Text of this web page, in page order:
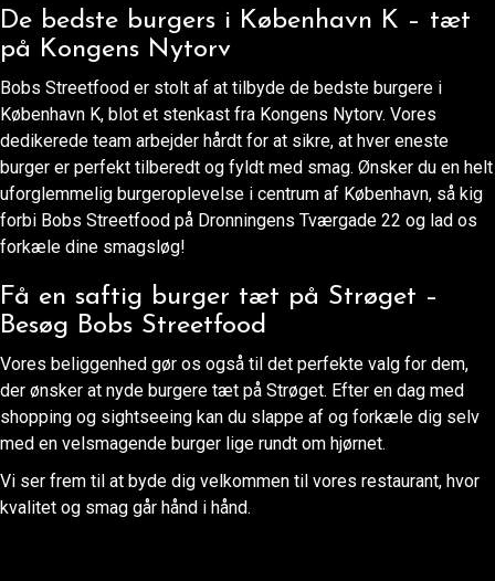
De bedste burgers i København K – tæt
på Kongens Nytorv
Bobs Streetfood er stolt af at tilbyde de bedste burgere i
København K, blot et stenkast fra Kongens Nytorv. Vores
dedikerede team arbejder hårdt for at sikre, at hver eneste
burger er perfekt tilberedt og fyldt med smag. Ønsker du en helt
uforglemmelig burgeroplevelse i centrum af København, så kig
forbi Bobs Streetfood på Dronningens Tværgade 22 og lad os
forkæle dine smagsløg!
Få en saftig burger tæt på Strøget –
Besøg Bobs Streetfood
Vores beliggenhed gør os også til det perfekte valg for dem,
der ønsker at nyde burgere tæt på Strøget. Efter en dag med
shopping og sightseeing kan du slappe af og forkæle dig selv
med en velsmagende burger lige rundt om hjørnet.
Vi ser frem til at byde dig velkommen til vores restaurant, hvor
kvalitet og smag går hånd i hånd.